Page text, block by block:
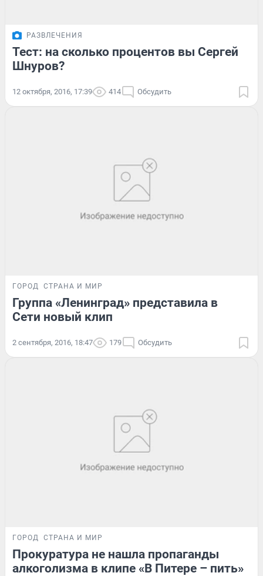
РАЗВЛЕЧЕНИЯ
Тест: на сколько процентов вы Сергей
Шнуров?
12 октября, 2016, 17:39 414 Обсудить
ГОРОД СТРАНА И МИР
Группа «Ленинград» представила в
Сети новый клип
2 сентября, 2016, 18:47 179 Обсудить
ГОРОД СТРАНА И МИР
Прокуратура не нашла пропаганды
алкоголизма в клипе «В Питере – пить»